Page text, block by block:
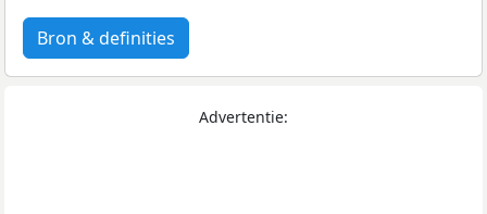
Bron & definities
Advertentie: